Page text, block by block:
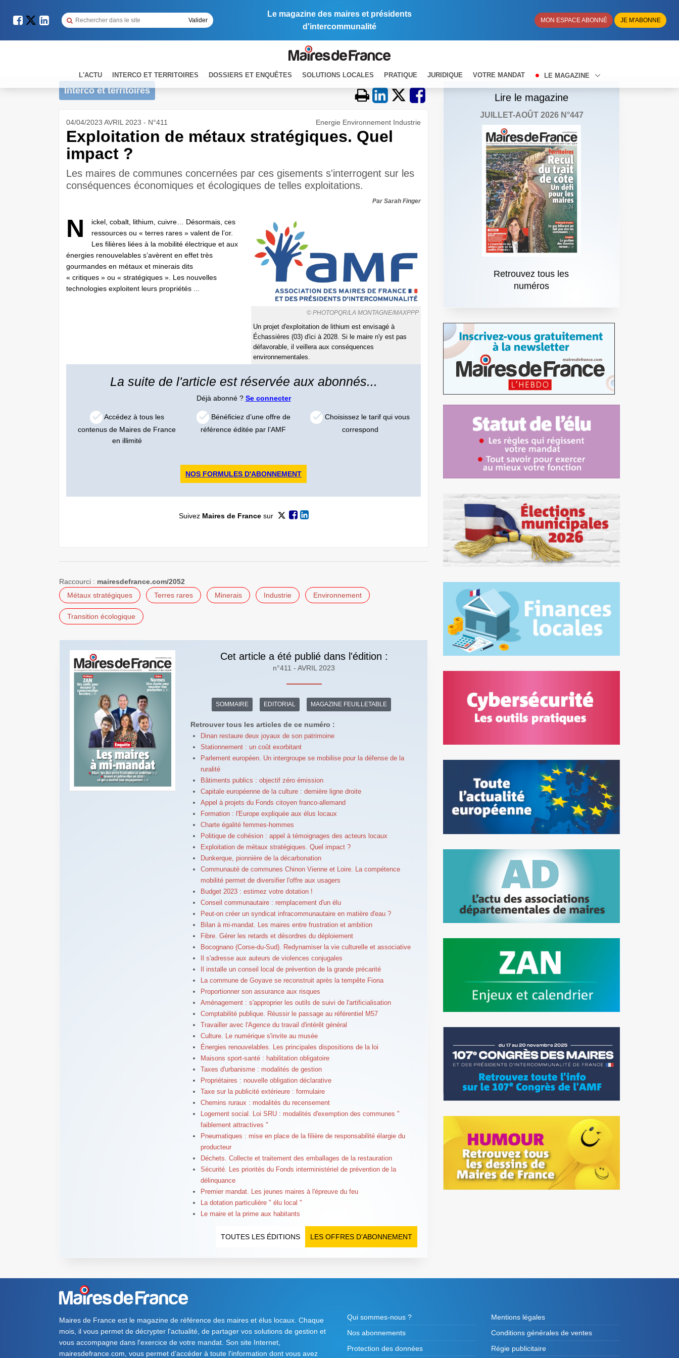
Le magazine des maires et présidents
d'intercommunalité
MON ESPACE ABONNÉ JE M'ABONNE
L'ACTU INTERCO ET TERRITOIRES DOSSIERS ET ENQUÊTES SOLUTIONS LOCALES PRATIQUE JURIDIQUE VOTRE MANDAT LE MAGAZINE
Interco et territoires
04/04/2023 AVRIL 2023 - N°411 Energie Environnement Industrie
Exploitation de métaux stratégiques. Quel
impact ?
Les maires de communes concernées par ces gisements s'interrogent sur les
conséquences économiques et écologiques de telles exploitations.
Par Sarah Finger
© PHOTOPQR/LA MONTAGNE/MAXPPP
Un projet d'exploitation de lithium est envisagé à
Échassières (03) d'ici à 2028. Si le maire n'y est pas
défavorable, il veillera aux conséquences
environnementales.
N
ickel, cobalt, lithium, cuivre… Désormais, ces
ressources ou « terres rares » valent de l’or.
Les filières liées à la mobilité électrique et aux
énergies renouvelables s’avèrent en effet très
gourmandes en métaux et minerais dits
« critiques » ou « stratégiques ». Les nouvelles
technologies exploitent leurs propriétés ...
La suite de l'article est réservée aux abonnés...
Déjà abonné ? Se connecter
Accédez à tous les
contenus de Maires de France
en illimité
Bénéficiez d’une offre de
référence éditée par l’AMF
Choisissez le tarif qui vous
correspond
NOS FORMULES D'ABONNEMENT
Suivez Maires de Francesur
Raccourci : mairesdefrance.com/2052
Métaux stratégiques
Terres rares Minerais Industrie Environnement
Transition écologique
Cet article a été publié dans l'édition :
n°411 - AVRIL 2023
SOMMAIRE EDITORIAL MAGAZINE FEUILLETABLE
Retrouver tous les articles de ce numéro :
Dinan restaure deux joyaux de son patrimoine
Stationnement : un coût exorbitant
Parlement européen. Un intergroupe se mobilise pour la défense de la
ruralité
Bâtiments publics : objectif zéro émission
Capitale européenne de la culture : dernière ligne droite
Appel à projets du Fonds citoyen franco-allemand
Formation : l'Europe expliquée aux élus locaux
Charte égalité femmes-hommes
Politique de cohésion : appel à témoignages des acteurs locaux
Exploitation de métaux stratégiques. Quel impact ?
Dunkerque, pionnière de la décarbonation
Communauté de communes Chinon Vienne et Loire. La compétence
mobilité permet de diversifier l'offre aux usagers
Budget 2023 : estimez votre dotation !
Conseil communautaire : remplacement d'un élu
Peut-on créer un syndicat infracommunautaire en matière d'eau ?
Bilan à mi-mandat. Les maires entre frustration et ambition
Fibre. Gérer les retards et désordres du déploiement
Bocognano (Corse-du-Sud). Redynamiser la vie culturelle et associative
Il s'adresse aux auteurs de violences conjugales
Il installe un conseil local de prévention de la grande précarité
La commune de Goyave se reconstruit après la tempête Fiona
Proportionner son assurance aux risques
Aménagement : s'approprier les outils de suivi de l'artificialisation
Comptabilité publique. Réussir le passage au référentiel M57
Travailler avec l'Agence du travail d'intérêt général
Culture. Le numérique s'invite au musée
Énergies renouvelables. Les principales dispositions de la loi
Maisons sport-santé : habilitation obligatoire
Taxes d'urbanisme : modalités de gestion
Propriétaires : nouvelle obligation déclarative
Taxe sur la publicité extérieure : formulaire
Chemins ruraux : modalités du recensement
Logement social. Loi SRU : modalités d'exemption des communes "
faiblement attractives "
Pneumatiques : mise en place de la filière de responsabilité élargie du
producteur
Déchets. Collecte et traitement des emballages de la restauration
Sécurité. Les priorités du Fonds interministériel de prévention de la
délinquance
Premier mandat. Les jeunes maires à l'épreuve du feu
La dotation particulière " élu local "
Le maire et la prime aux habitants
LES OFFRES D’ABONNEMENT
TOUTES LES ÉDITIONS
Lire le magazine
JUILLET-AOÛT 2026 N°447
Retrouvez tous les
numéros
Maires de France est le magazine de référence des maires et élus locaux. Chaque
mois, il vous permet de décrypter l'actualité, de partager vos solutions de gestion et
vous accompagne dans l'exercice de votre mandat. Son site Internet,
mairesdefrance.com, vous permet d’accéder à toute l'information dont vous avez
Qui sommes-nous ?
Nos abonnements
Protection des données
Mentions légales
Conditions générales de ventes
Régie publicitaire